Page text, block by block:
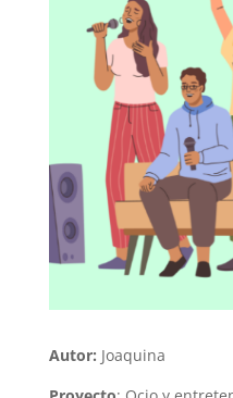
Autor: Joaquina